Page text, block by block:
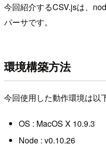
今回紹介するCSV.jsは、
パーサです。
環境構築方法
今回使用した動作環境は以
OS : MacOS X 10.9.3
Node : v0.10.26